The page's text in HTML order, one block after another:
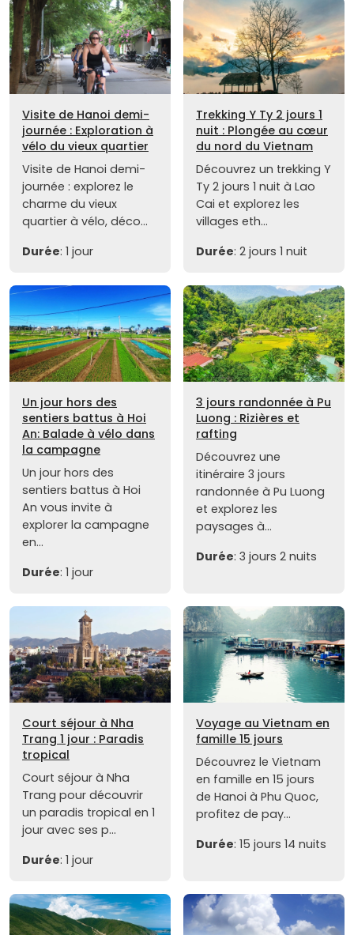
Visite de Hanoi demi-
journée : Exploration à
vélo du vieux quartier
Visite de Hanoi demi-
journée : explorez le
charme du vieux
quartier à vélo, déco...
Durée: 1 jour
Trekking Y Ty 2 jours 1
nuit : Plongée au cœur
du nord du Vietnam
Découvrez un trekking Y
Ty 2 jours 1 nuit à Lao
Cai et explorez les
villages eth...
Durée: 2 jours 1 nuit
Un jour hors des
sentiers battus à Hoi
An: Balade à vélo dans
la campagne
Un jour hors des
sentiers battus à Hoi
An vous invite à
explorer la campagne
en...
Durée: 1 jour
3 jours randonnée à Pu
Luong : Rizières et
rafting
Découvrez une
itinéraire 3 jours
randonnée à Pu Luong
et explorez les
paysages à...
Durée: 3 jours 2 nuits
Court séjour à Nha
Trang 1 jour : Paradis
tropical
Court séjour à Nha
Trang pour découvrir
un paradis tropical en 1
jour avec ses p...
Durée: 1 jour
Voyage au Vietnam en
famille 15 jours
Découvrez le Vietnam
en famille en 15 jours
de Hanoi à Phu Quoc,
profitez de pay...
Durée: 15 jours 14 nuits